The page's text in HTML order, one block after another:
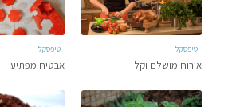
טיפסקל
אירוח מושלם וקל
טיפסקל
אבטיח מפתיע